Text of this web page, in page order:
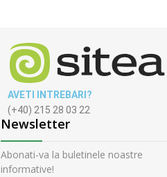
AVETI INTREBARI?
(+40) 215 28 03 22
Newsletter
Abonati-va la buletinele noastre
informative!